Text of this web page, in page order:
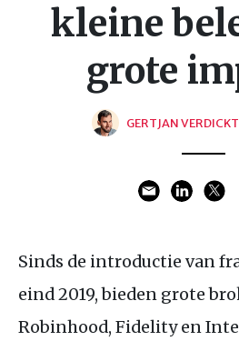
kleine
grote
GERTJAN VERDICKT
Sinds de introductie van
eind 2019, bieden grote
Robinhood, Fidelity en